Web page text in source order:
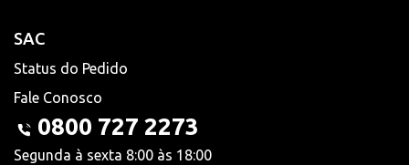
SAC
Status do Pedido
Fale Conosco
0800 727 2273
Segunda à sexta 8:00 às 18:00